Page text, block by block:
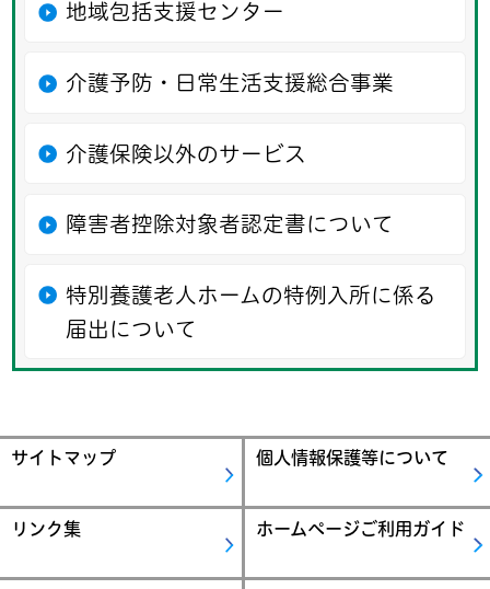
地域包括支援センター
介護予防・日常生活支援総合事業
介護保険以外のサービス
障害者控除対象者認定書について
特別養護老人ホームの特例入所に係る
届出について
サイトマップ 個人情報保護等について
リンク集 ホームページご利用ガイド